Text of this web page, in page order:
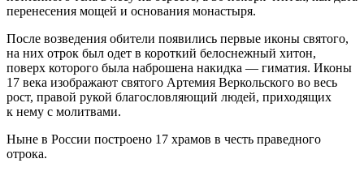
перенесения мощей и основания монастыря.
После возведения обители появились первые иконы святого,
на них отрок был одет в короткий белоснежный хитон,
поверх которого была наброшена накидка — гиматия. Иконы
17 века изображают святого Артемия Веркольского во весь
рост, правой рукой благословляющий людей, приходящих
к нему с молитвами.
Ныне в России построено 17 храмов в честь праведного
отрока.